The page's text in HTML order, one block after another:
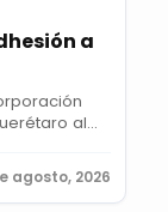
a
al...
agosto, 2026